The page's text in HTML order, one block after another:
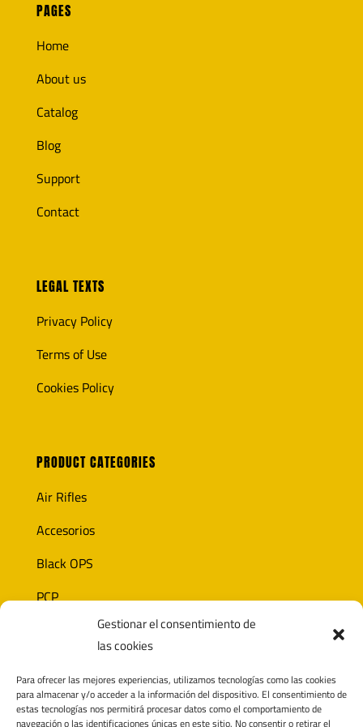
Gestionar el consentimiento de
las cookies
Para ofrecer las mejores experiencias, utilizamos tecnologías como las cookies
para almacenar y/o acceder a la información del dispositivo. El consentimiento de
estas tecnologías nos permitirá procesar datos como el comportamiento de
navegación o las identificaciones únicas en este sitio. No consentir o retirar el
PAGES
Home
About us
Catalog
Blog
Support
Contact
LEGAL TEXTS
Privacy Policy
Terms of Use
Cookies Policy
PRODUCT CATEGORIES
Air Rifles
Accesorios
Black OPS
PCP
Ammunition